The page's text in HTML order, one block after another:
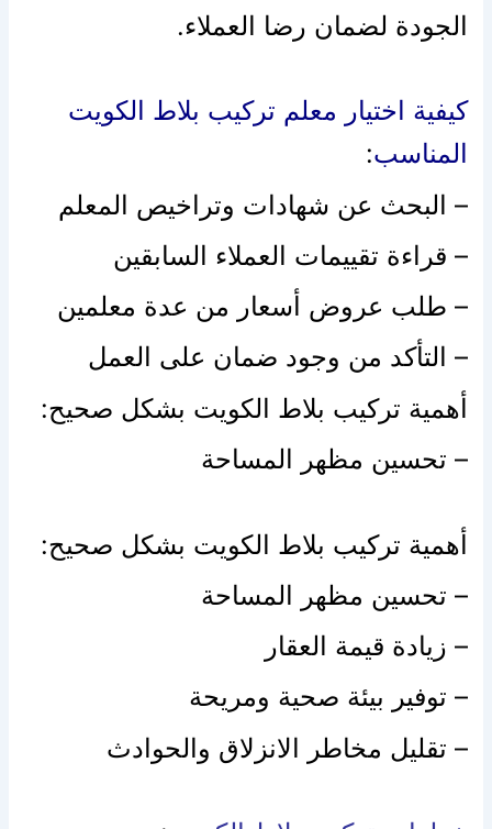
الجودة لضمان رضا العملاء.
كيفية اختيار معلم تركيب بلاط الكويت
المناسب:
– البحث عن شهادات وتراخيص المعلم
– قراءة تقييمات العملاء السابقين
– طلب عروض أسعار من عدة معلمين
– التأكد من وجود ضمان على العمل
أهمية تركيب بلاط الكويت بشكل صحيح:
– تحسين مظهر المساحة
أهمية تركيب بلاط الكويت بشكل صحيح:
– تحسين مظهر المساحة
– زيادة قيمة العقار
– توفير بيئة صحية ومريحة
– تقليل مخاطر الانزلاق والحوادث